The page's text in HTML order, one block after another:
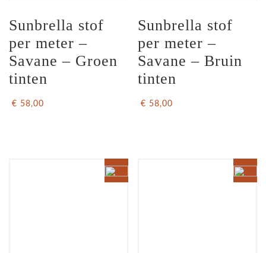
Sunbrella stof
per meter –
Savane – Groen
tinten
€ 58,00
Sunbrella stof
per meter –
Savane – Bruin
tinten
€ 58,00